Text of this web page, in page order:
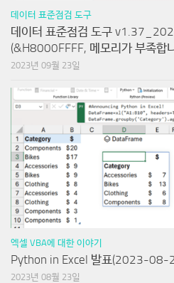
데이터 표준점검 도구
데이터 표준점검 도구
(&H8000FFFF, 메모리가 부족합
2023년 09월 23일
엑셀 VBA에 대한 이야기
Python in Excel 발표(2023-08-
2023년 08월 23일